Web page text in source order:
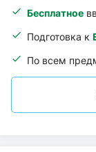
Бесплатное
Подготовка к
По всем